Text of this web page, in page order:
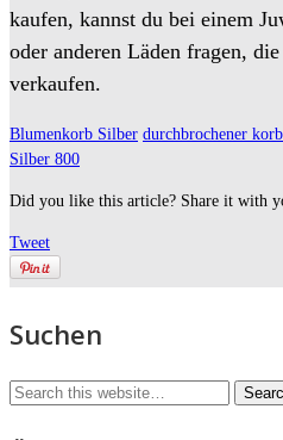
kaufen, kannst du bei einem
oder anderen Läden fragen,
verkaufen.
Blumenkorb Silber durchbrochener
Silber 800
Did you like this article? Share it with
Tweet
Suchen